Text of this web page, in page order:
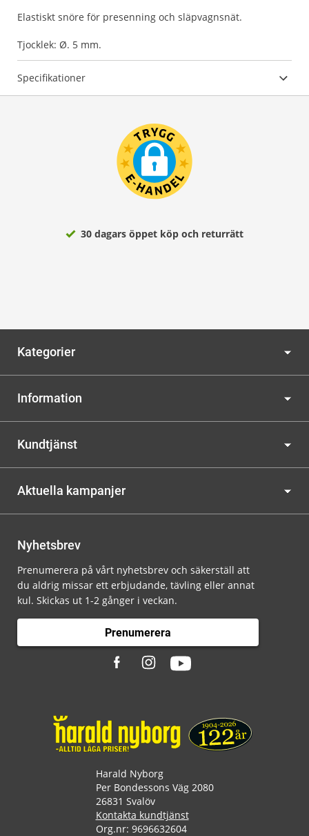
Elastiskt snöre för presenning och släpvagnsnät.
Tjocklek: Ø. 5 mm.
Specifikationer
30 dagars öppet köp och returrätt
Kategorier
Information
Kundtjänst
Aktuella kampanjer
Nyhetsbrev
Prenumerera på vårt nyhetsbrev och säkerställ att
du aldrig missar ett erbjudande, tävling eller annat
kul. Skickas ut 1-2 gånger i veckan.
Prenumerera
Harald Nyborg
Per Bondessons Väg 2080
26831 Svalöv
Kontakta kundtjänst
Org.nr: 9696632604